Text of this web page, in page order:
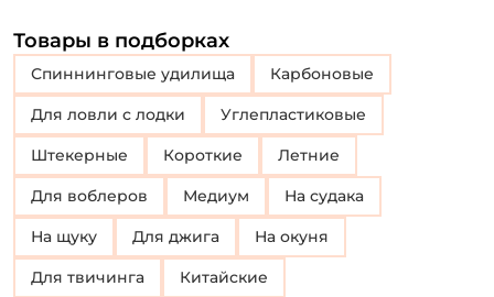
Товары в подборках
Спиннинговые удилища Карбоновые
Для ловли с лодки Углепластиковые
Штекерные Короткие Летние
Для воблеров Медиум На судака
На щуку Для джига на окуня
для твичинга Китайские